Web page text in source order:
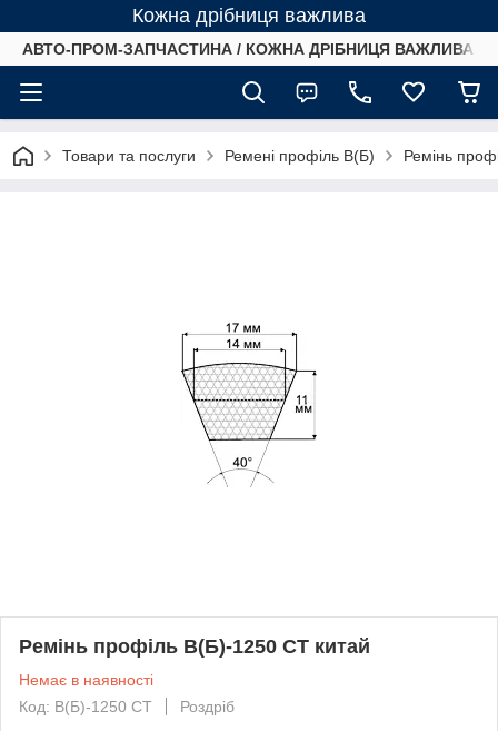
Кожна дрібниця важлива
АВТО-ПРОМ-ЗАПЧАСТИНА / КОЖНА ДРІБНИЦЯ ВАЖЛИВА /
Товари та послуги Ремені профіль B(Б) Ремінь
Ремінь профіль В(Б)-1250 СТ китай
Немає в наявності
Код: В(Б)-1250 СТ
Роздріб